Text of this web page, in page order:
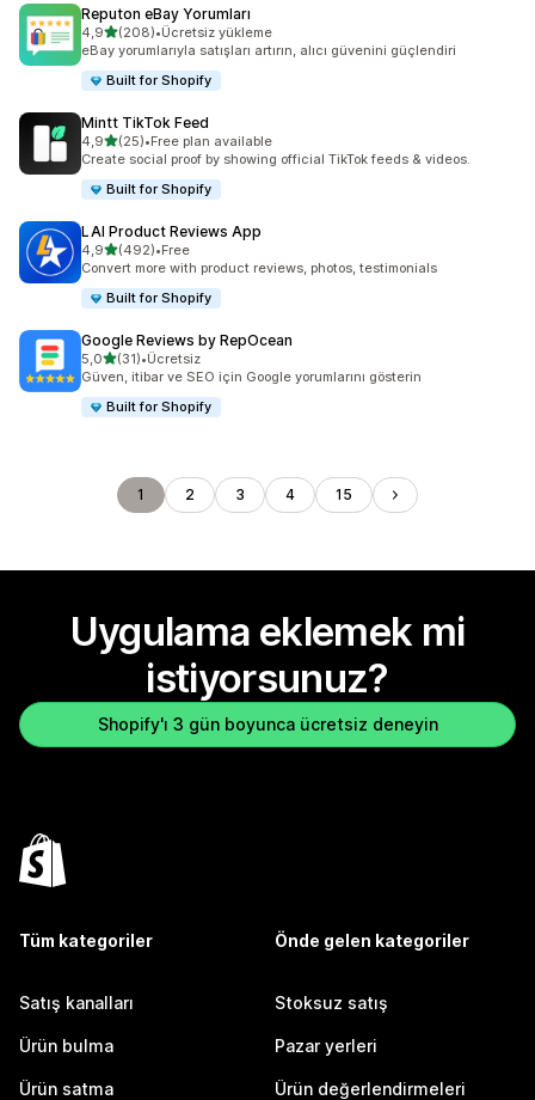
Reputon eBay Yorumları
4,95 yıldız üzerinden
(208)
toplam 208 değerlendirme
•Ücretsiz yükleme
eBay yorumlarıyla satışları artırın, alıcı güvenini güçlendiri
Built for Shopify
Mintt TikTok Feed
4,95 yıldız üzerinden
(25)
toplam 25 değerlendirme
•Free plan available
Create social proof by showing official TikTok feeds & videos.
Built for Shopify
LAI Product Reviews App
4,95 yıldız üzerinden
(492)
toplam 492 değerlendirme
•Free
Convert more with product reviews, photos, testimonials
Built for Shopify
Google Reviews by RepOcean
5,05 yıldız üzerinden
(31)
toplam 31 değerlendirme
•Ücretsiz
Güven, itibar ve SEO için Google yorumlarını gösterin
Built for Shopify
1 2 3 4 15
Uygulama eklemek mi
istiyorsunuz?
Shopify'ı 3 gün boyunca ücretsiz deneyin
Tüm kategoriler
Satış kanalları
Ürün bulma
Ürün satma
Önde gelen kategoriler
Stoksuz satış
Pazar yerleri
Ürün değerlendirmeleri